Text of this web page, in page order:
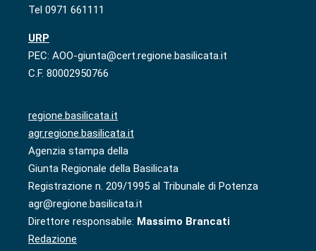
Tel 0971 661111
URP
PEC: AOO-giunta@cert.regione.basilicata.it
C.F. 80002950766
regione.basilicata.it
agr.regione.basilicata.it
Agenzia stampa della
Giunta Regionale della Basilicata
Registrazione n. 209/1995 al Tribunale di Potenza
agr@regione.basilicata.it
Direttore responsabile: Massimo Brancati
Redazione